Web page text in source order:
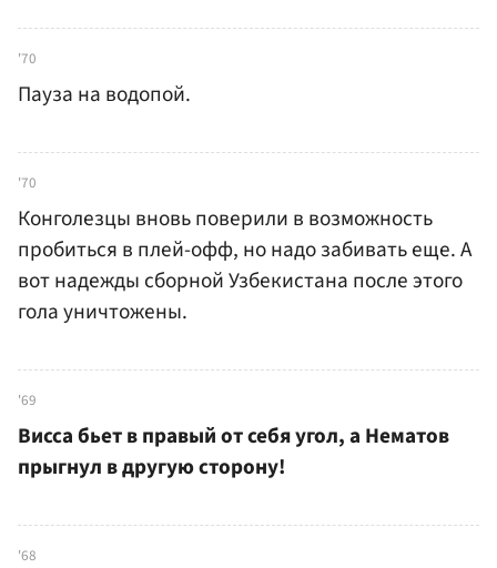
'70
Пауза на водопой.
'70
Конголезцы вновь поверили в возможность
пробиться в плей-офф, но надо забивать еще. А
вот надежды сборной Узбекистана после этого
гола уничтожены.
'69
Висса бьет в правый от себя угол, а Нематов
прыгнул в другую сторону!
'68